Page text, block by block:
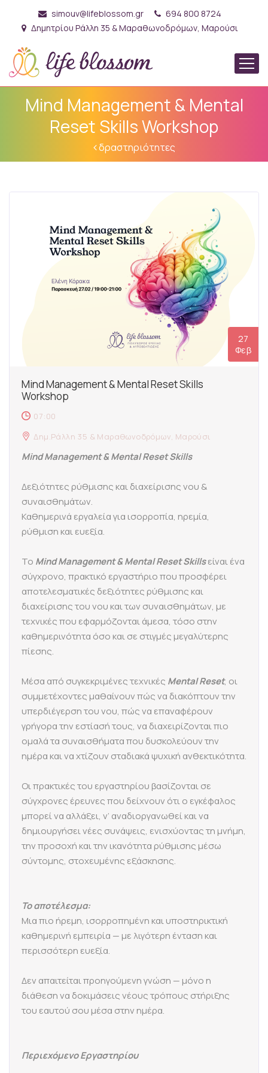
simouv@lifeblossom.gr
694 800 8724
Δημητρίου Ράλλη 35 & Μαραθωνοδρόμων, Μαρούσι
Mind Management & Mental
Reset Skills Workshop
δραστηριότητες
Mind Management & Mental Reset Skills
Workshop
07:00
Δημ.Ράλλη 35 & Μαραθωνοδρόμων, Μαρούσι
Mind Management & Mental Reset Skills
Δεξιότητες ρύθμισης και διαχείρισης νου &
συναισθημάτων.
Καθημερινά εργαλεία για ισορροπία, ηρεμία,
ρύθμιση και ευεξία.
Το Mind Management & Mental Reset Skillsείναι ένα
σύγχρονο, πρακτικό εργαστήριο που προσφέρει
αποτελεσματικές δεξιότητες ρύθμισης και
διαχείρισης του νου και των συναισθημάτων, με
τεχνικές που εφαρμόζονται άμεσα, τόσο στην
καθημερινότητα όσο και σε στιγμές μεγαλύτερης
πίεσης.
Μέσα από συγκεκριμένες τεχνικές Mental Reset, οι
συμμετέχοντες μαθαίνουν πώς να διακόπτουν την
υπερδιέγερση του νου, πώς να επαναφέρουν
γρήγορα την εστίασή τους, να διαχειρίζονται πιο
ομαλά τα συναισθήματα που δυσκολεύουν την
ημέρα και να χτίζουν σταδιακά ψυχική ανθεκτικότητα.
Οι πρακτικές του εργαστηρίου βασίζονται σε
σύγχρονες έρευνες που δείχνουν ότι ο εγκέφαλος
μπορεί να αλλάξει, ν’ αναδιοργανωθεί και να
δημιουργήσει νέες συνάψεις, ενισχύοντας τη μνήμη,
την προσοχή και την ικανότητα ρύθμισης μέσω
σύντομης, στοχευμένης εξάσκησης.
Το αποτέλεσμα:
Μια πιο ήρεμη, ισορροπημένη και υποστηρικτική
καθημερινή εμπειρία — με λιγότερη ένταση και
περισσότερη ευεξία.
Δεν απαιτείται προηγούμενη γνώση — μόνο η
διάθεση να δοκιμάσεις νέους τρόπους στήριξης
του εαυτού σου μέσα στην ημέρα.
Περιεχόμενο Εργαστηρίου
27
Φεβ